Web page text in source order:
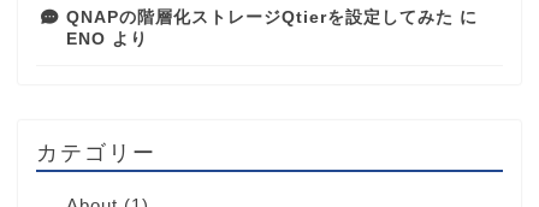
QNAPの階層化ストレージQtierを設定してみた に
ENO より
カテゴリー